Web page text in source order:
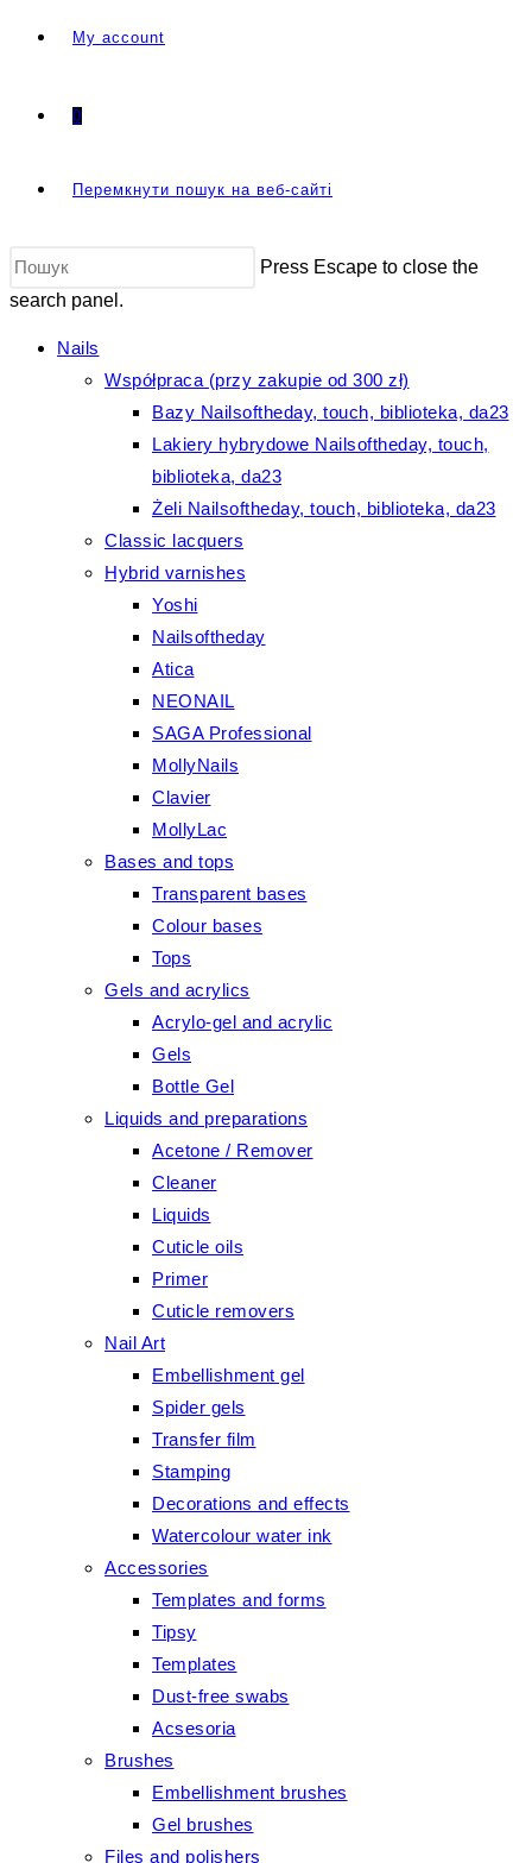
My account
0
Перемкнути пошук на веб-сайті
Press Escape to close the
search panel.
Nails
Współpraca (przy zakupie od 300 zł)
Bazy Nailsoftheday, touch, biblioteka, da23
Lakiery hybrydowe Nailsoftheday, touch,
biblioteka, da23
Żeli Nailsoftheday, touch, biblioteka, da23
Classic lacquers
Hybrid varnishes
Yoshi
Nailsoftheday
Atica
NEONAIL
SAGA Professional
MollyNails
Clavier
MollyLac
Bases and tops
Transparent bases
Colour bases
Tops
Gels and acrylics
Acrylo-gel and acrylic
Gels
Bottle Gel
Liquids and preparations
Acetone / Remover
Cleaner
Liquids
Cuticle oils
Primer
Cuticle removers
Nail Art
Embellishment gel
Spider gels
Transfer film
Stamping
Decorations and effects
Watercolour water ink
Accessories
Templates and forms
Tipsy
Templates
Dust-free swabs
Acsesoria
Brushes
Embellishment brushes
Gel brushes
Files and polishers